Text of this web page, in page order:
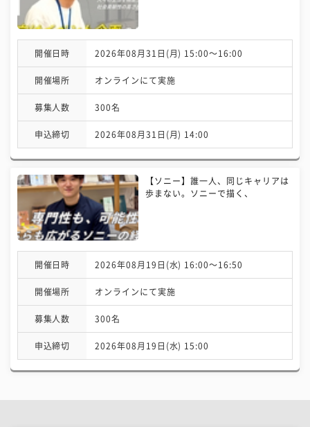
開催日時 2026年08月31日(月) 15:00〜16:00
開催場所 オンラインにて実施
募集人数 300名
申込締切 2026年08月31日(月) 14:00
【ソニー】誰一人、同じキャリアは
歩まない。ソニーで描く、
開催日時 2026年08月19日(水) 16:00〜16:50
開催場所 オンラインにて実施
募集人数 300名
申込締切 2026年08月19日(水) 15:00